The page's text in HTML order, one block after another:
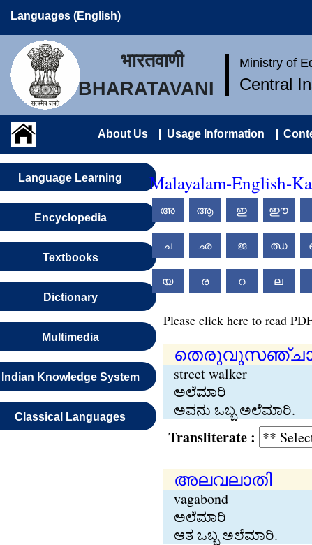
Languages (English)
भारतवाणी
BHARATAVANI
Ministry of
Central
About Us Usage Information
Language Learning
Encyclopedia
Textbooks
Dictionary
Multimedia
Indian Knowledge System
Classical Languages
Malayalam-English-
അ ആ ഇ ഈ
ച ഛ ജ ഝ
യ ര റ ല
Please click here to read
street walker
ಅಲೆಮಾರಿ
ಅವನು ಒಬ್ಬ ಅಲೆಮಾರಿ.
Transliterate :
അലവലാതി
vagabond
ಅಲೆಮಾರಿ
ಆತ ಒಬ್ಬ ಅಲೆಮಾರಿ.